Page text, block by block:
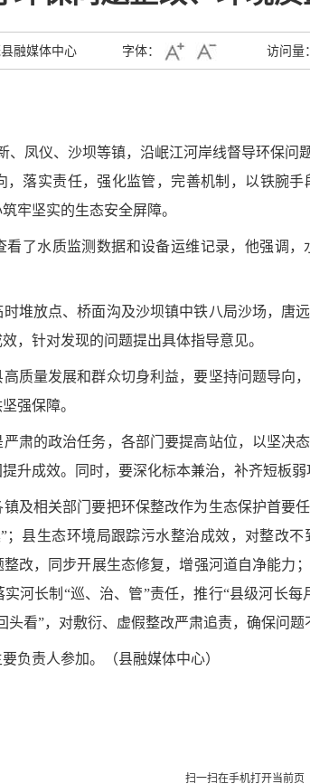
融媒体中心 字体： 访问量：
、凤仪、沙坝等镇，沿岷江河岸线督导环保
落实责任，强化监管，完善机制，以铁腕
牢坚实的生态安全屏障。
看了水质监测数据和设备运维记录，他强调
堆放点、桥面沟及沙坝镇中铁八局沙场，唐
，针对发现的问题提出具体指导意见。
质量发展和群众切身利益，要坚持问题导向
强保障。
肃的政治任务，各部门要提高站位，以坚决
升成效。同时，要深化标本兼治，补齐短板弱
及相关部门要把环保整改作为生态保护首要
；县生态环境局跟踪污水整治成效，对整改
改，同步开展生态修复，增强河道自净能力
河长制“巡、治、管”责任，推行“县级河长
看”，对敷衍、虚假整改严肃追责，确保问题
负责人参加。 （县融媒体中心）
扫一扫在手机打开当前页